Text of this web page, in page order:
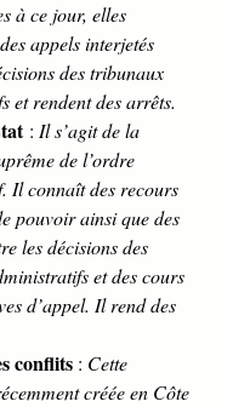
à ce jour, elles
appels interjetés
des tribunaux
et rendent des arrêts.
: Il s’agit de la
de l’ordre
Il connaît des recours
pouvoir ainsi que des
les décisions des
et des cours
d’appel. Il rend des
conflits : Cette
créée en Côte